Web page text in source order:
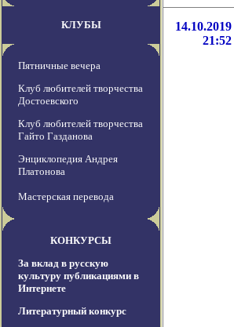
КЛУБЫ
Пятничные вечера
Клуб любителей творчества
Достоевского
Клуб любителей творчества
Гайто Газданова
Энциклопедия Андрея
Платонова
Мастерская перевода
КОНКУРСЫ
За вклад в русскую
культуру публикациями в
Интернете
Литературный конкурс
14.10.2019
21:52